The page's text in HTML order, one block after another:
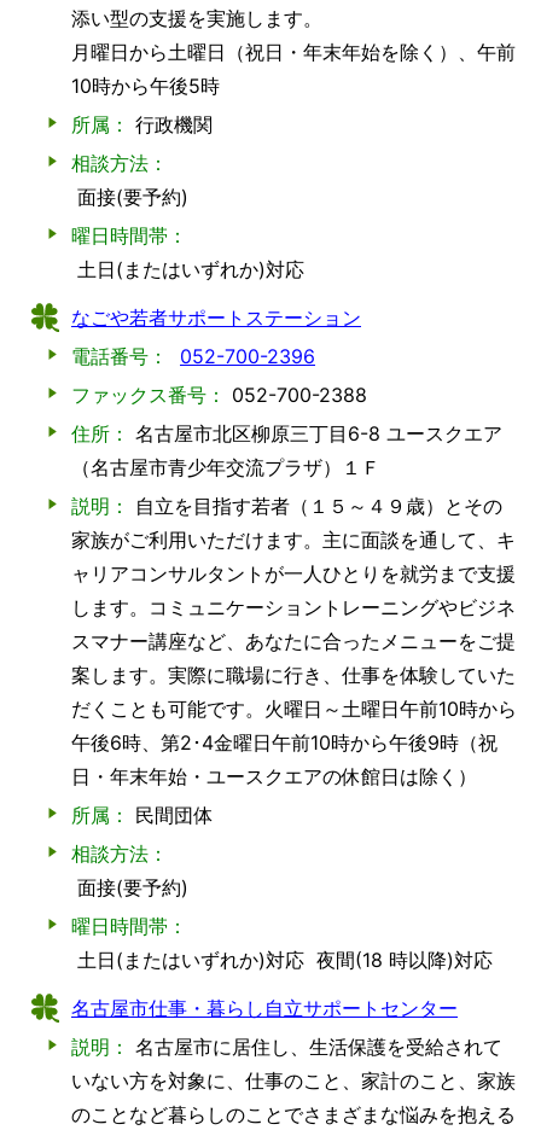
添い型の支援を実施します。
月曜日から土曜日（祝日・年末年始を除く）、午前
10時から午後5時
所属： 行政機関
相談方法：
面接(要予約)
曜日時間帯：
土日(またはいずれか)対応
なごや若者サポートステーション
電話番号：
052-700-2396
ファックス番号：
052-700-2388
住所： 名古屋市北区柳原三丁目6-8 ユースクエア
（名古屋市青少年交流プラザ）１Ｆ
説明：
自立を目指す若者（１５～４９歳）とその
家族がご利用いただけます。主に面談を通して、キ
ャリアコンサルタントが一人ひとりを就労まで支援
します。コミュニケーショントレーニングやビジネ
スマナー講座など、あなたに合ったメニューをご提
案します。実際に職場に行き、仕事を体験していた
だくことも可能です。火曜日～土曜日午前10時から
午後6時、第2･4金曜日午前10時から午後9時（祝
日・年末年始・ユースクエアの休館日は除く）
所属：
民間団体
相談方法：
面接(要予約)
曜日時間帯：
土日(またはいずれか)対応 夜間(18 時以降)対応
名古屋市仕事・暮らし自立サポートセンター
説明： 名古屋市に居住し、生活保護を受給されて
いない方を対象に、仕事のこと、家計のこと、家族
のことなど暮らしのことでさまざまな悩みを抱える